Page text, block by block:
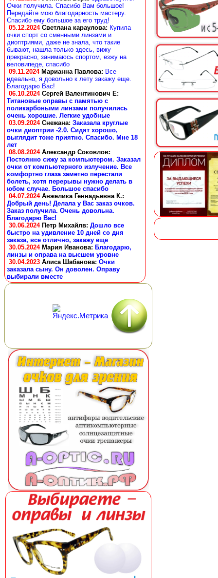
Очки получила. Спасибо Вам большое!
Передайте мою благодарность мастеру.
Спасибо ему большое за его труд!
05.12.2024 Светлана караулова: Купила
очки спорт со сменными линзами и
диоптриями, даже не знала, что такие
бывают, нашла только здесь, вижу
прекрасно, занимаюсь спортом, езжу на
веловипеде, спасибо
09.11.2024 Марианна Павлова: Все
идеально, я довольно к лету закажу еще.
Благодарю Вас!
06.10.2024 Сергей Валентинович Е:
Титановые оправы с памятью с
поликарбоными линзами получились
очень хорошие. Легкие удобные
03.09.2024 Снежана: Заказала круглые
очки диоптрии -2.0. Сидят хорошо,
выглядит тоже приятно. Спасибо. Мне 18
лет
08.08.2024 Александр Соковлов:
Постоянно сижу за компьютером. Заказал
очки от компьютерного излучение. Все
комфортно глаза заметно перестали
болеть, хотя перерывы нужно делать в
юбом случае. Большое спасибо
04.07.2024 Анжелика Геннадьевна К.:
Добрый день! Делала у Вас заказ очков.
Заказ получила. Очень довольна.
Благодарю Вас!
30.06.2024 Петр Михайлв: Дошло все
быстро на удивление 10 дней со дня
заказа, все отлично, закажу еще
30.05.2024 Мария Иванова: Благодарю,
линзы и оправа на высшем уровне
30.04.2023 Алиса Шабанова: Очки
заказала сыну. Он доволен. Оправу
выбирали вместе